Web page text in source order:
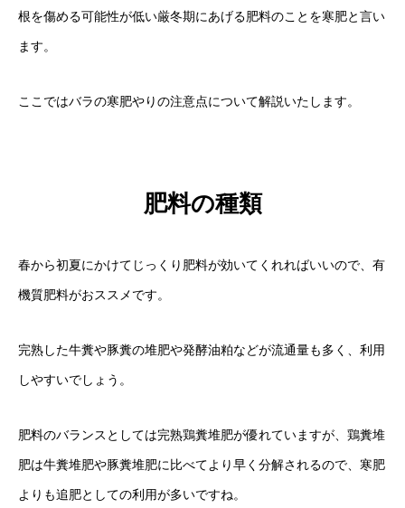
根を傷める可能性が低い厳冬期にあげる肥料のことを寒肥と言い
ます。
ここではバラの寒肥やりの注意点について解説いたします。
肥料の種類
春から初夏にかけてじっくり肥料が効いてくれればいいので、有
機質肥料がおススメです。
完熟した牛糞や豚糞の堆肥や発酵油粕などが流通量も多く、利用
しやすいでしょう。
肥料のバランスとしては完熟鶏糞堆肥が優れていますが、鶏糞堆
肥は牛糞堆肥や豚糞堆肥に比べてより早く分解されるので、寒肥
よりも追肥としての利用が多いですね。